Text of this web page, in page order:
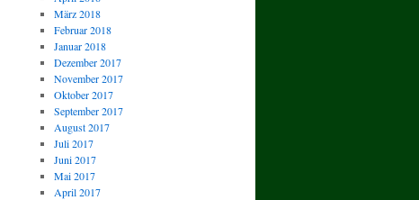
März 2018
Februar 2018
Januar 2018
Dezember 2017
November 2017
Oktober 2017
September 2017
August 2017
Juli 2017
Juni 2017
Mai 2017
April 2017